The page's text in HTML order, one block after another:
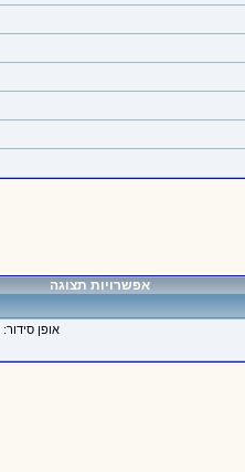
אפשרויות תצוגה
אופן סידור: